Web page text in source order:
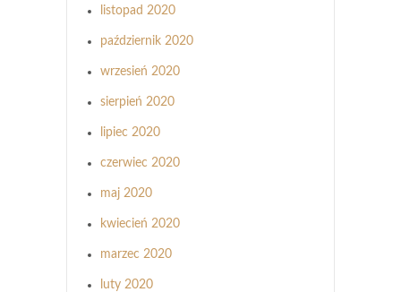
listopad 2020
październik 2020
wrzesień 2020
sierpień 2020
lipiec 2020
czerwiec 2020
maj 2020
kwiecień 2020
marzec 2020
luty 2020